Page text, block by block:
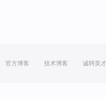
官方博客 技术博客 诚聘英才